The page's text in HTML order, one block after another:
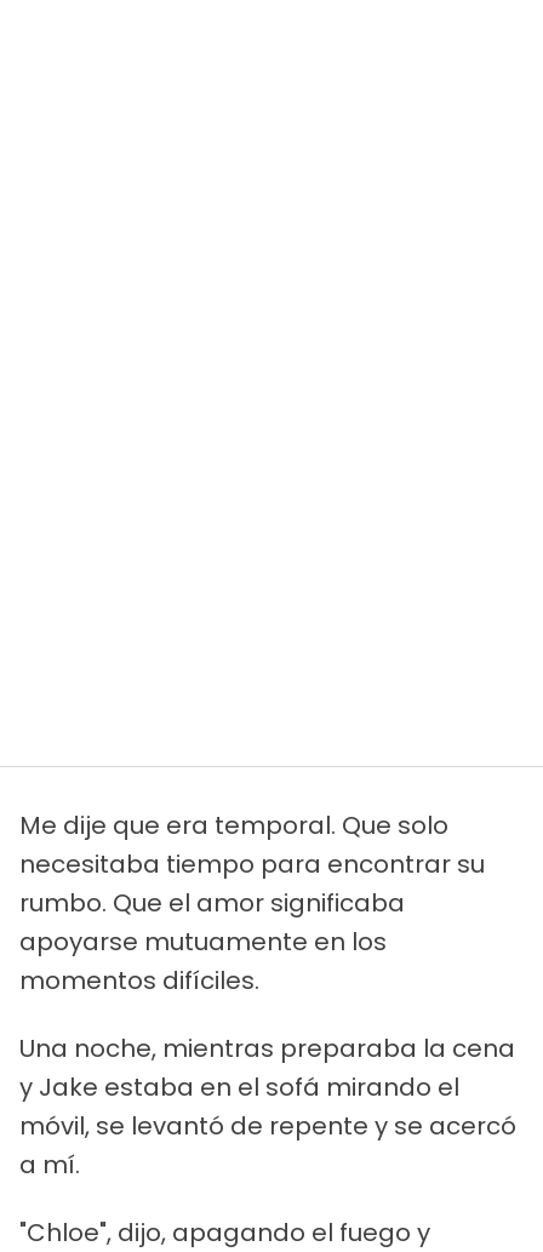
Me dije que era temporal. Que solo
necesitaba tiempo para encontrar su
rumbo. Que el amor significaba
apoyarse mutuamente en los
momentos difíciles.
Una noche, mientras preparaba la cena
y Jake estaba en el sofá mirando el
móvil, se levantó de repente y se acercó
a mí.
"Chloe", dijo, apagando el fuego y